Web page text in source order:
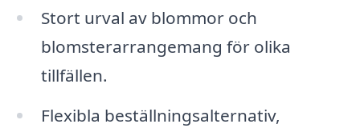
Stort urval av blommor och
blomsterarrangemang för olika
tillfällen.
Flexibla beställningsalternativ,